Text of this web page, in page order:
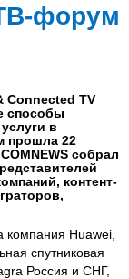
форум
Connected TV
способы
в
прошла 22
собрал
контент-
Huawei,
спутниковая
Россия и СНГ,